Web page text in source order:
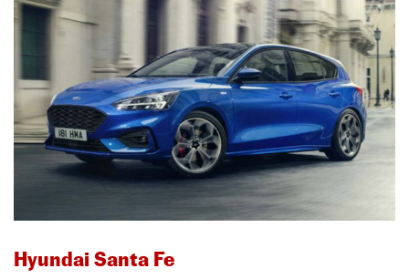
Hyundai Santa Fe